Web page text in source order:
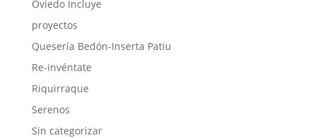
Oviedo Incluye
proyectos
Quesería Bedón-Inserta Patiu
Re-invéntate
Riquirraque
Serenos
Sin categorizar